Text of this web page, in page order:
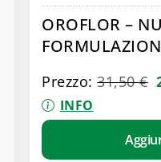
OROFLOR –
Prezzo:31,50€
INFO